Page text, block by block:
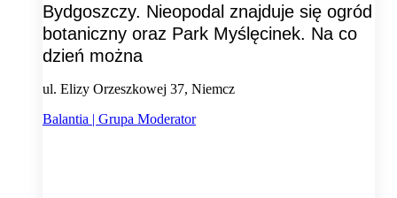
Bydgoszczy. Nieopodal znajduje się ogród
botaniczny oraz Park Myślęcinek. Na co
dzień można
ul. Elizy Orzeszkowej 37, Niemcz
Balantia | Grupa Moderator